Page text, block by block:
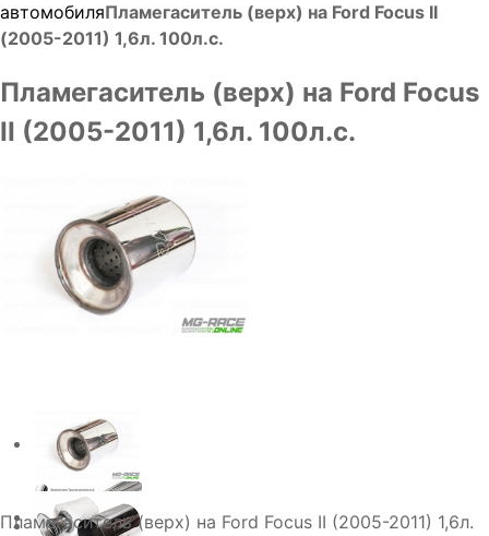
автомобиляПламегаситель (верх) на Ford Focus II
(2005-2011) 1,6л. 100л.с.
Пламегаситель (верх) на Ford Focus
II (2005-2011) 1,6л. 100л.с.
Пламегаситель (верх) на Ford Focus II (2005-2011) 1,6л.